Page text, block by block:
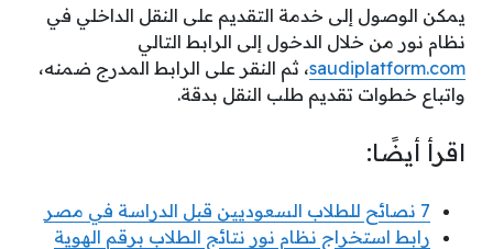
يمكن الوصول إلى خدمة التقديم على النقل الداخلي في
نظام نور من خلال الدخول إلى الرابط التالي
saudiplatform.com، ثم النقر على الرابط المدرج ضمنه،
واتباع خطوات تقديم طلب النقل بدقة.
اقرأ أيضًا:
7 نصائح للطلاب السعوديين قبل الدراسة في مصر
رابط استخراج نظام نور نتائج الطلاب برقم الهوية